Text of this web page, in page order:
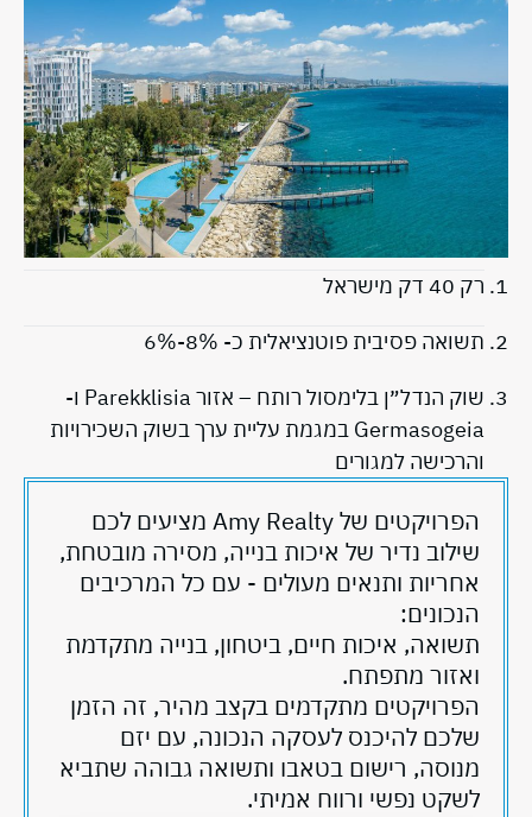
1. רק 40 דק מישראל
2. תשואה פסיבית פוטנציאלית כ- 8%-6%
3. שוק הנדל״ן בלימסול רותח – אזור Parekklisia ו-
Germasogeia במגמת עליית ערך בשוק השכירויות
והרכישה למגורים
הפרויקטים של Amy Realty מציעים לכם
שילוב נדיר של איכות בנייה, מסירה מובטחת,
אחריות ותנאים מעולים - עם כל המרכיבים
הנכונים:
תשואה, איכות חיים, ביטחון, בנייה מתקדמת
ואזור מתפתח.
הפרויקטים מתקדמים בקצב מהיר, זה הזמן
שלכם להיכנס לעסקה הנכונה, עם יזם
מנוסה, רישום בטאבו ותשואה גבוהה שתביא
לשקט נפשי ורווח אמיתי.